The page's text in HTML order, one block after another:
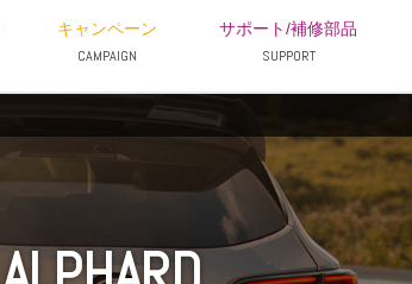
キャンペーン
CAMPAIGN
サポート/補修部品
SUPPORT